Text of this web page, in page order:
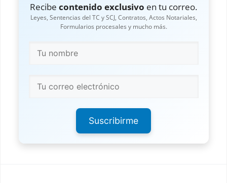
Recibe contenido exclusivo en tu correo.
Leyes, Sentencias del TC y SCJ, Contratos, Actos Notariales,
Formularios procesales y mucho más.
Suscribirme